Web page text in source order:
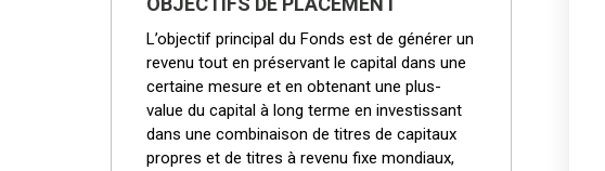
L’objectif principal du Fonds est de générer un
revenu tout en préservant le capital dans une
certaine mesure et en obtenant une plus-
value du capital à long terme en investissant
dans une combinaison de titres de capitaux
propres et de titres à revenu fixe mondiaux,